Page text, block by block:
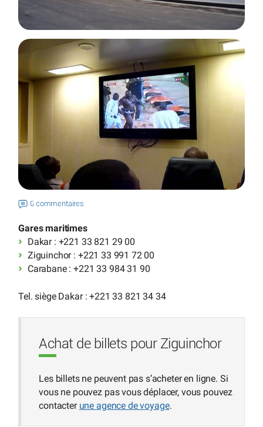
6 commentaires
Gares maritimes
Dakar : +221 33 821 29 00
Ziguinchor : +221 33 991 72 00
Carabane : +221 33 984 31 90
Tel. siège Dakar : +221 33 821 34 34
Achat de billets pour Ziguinchor
Les billets ne peuvent pas s’acheter en ligne. Si
vous ne pouvez pas vous déplacer, vous pouvez
contacter une agence de voyage.